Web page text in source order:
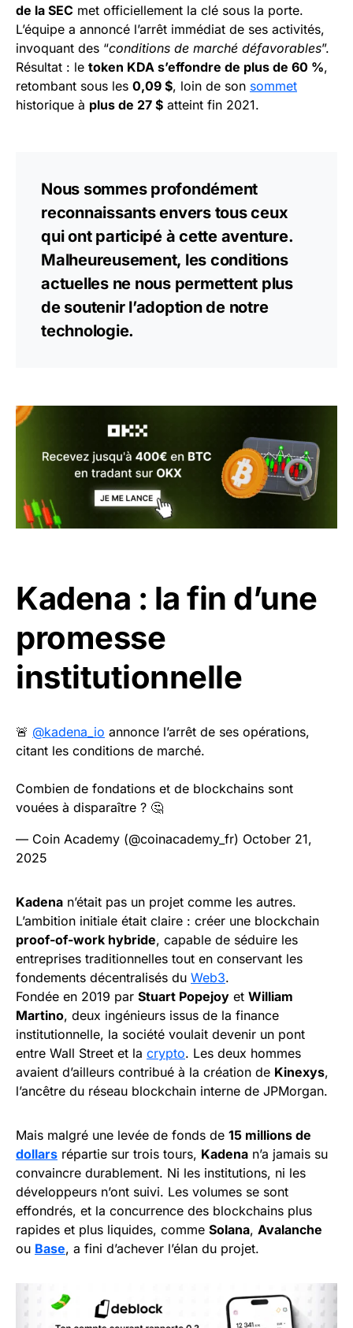
de la SEC met officiellement la clé sous la porte.
L’équipe a annoncé l’arrêt immédiat de ses activités,
invoquant des “conditions de marché défavorables”.
Résultat : le token KDA s’effondre de plus de 60 %,
retombant sous les 0,09 $, loin de son sommet
historique à plus de 27 $ atteint fin 2021.
Nous sommes profondément
reconnaissants envers tous ceux
qui ont participé à cette aventure.
Malheureusement, les conditions
actuelles ne nous permettent plus
de soutenir l’adoption de notre
technologie.
Kadena : la fin d’une
promesse
institutionnelle
🚨 @kadena_io annonce l’arrêt de ses opérations,
citant les conditions de marché.
Combien de fondations et de blockchains sont
vouées à disparaître ? 🤔
— Coin Academy (@coinacademy_fr) October 21,
2025
Kadena n’était pas un projet comme les autres.
L’ambition initiale était claire : créer une blockchain
proof-of-work hybride, capable de séduire les
entreprises traditionnelles tout en conservant les
fondements décentralisés du Web3.
Fondée en 2019 par Stuart Popejoy et William
Martino, deux ingénieurs issus de la finance
institutionnelle, la société voulait devenir un pont
entre Wall Street et la crypto. Les deux hommes
avaient d’ailleurs contribué à la création de Kinexys,
l’ancêtre du réseau blockchain interne de JPMorgan.
Mais malgré une levée de fonds de 15 millions de
dollars répartie sur trois tours, Kadena n’a jamais su
convaincre durablement. Ni les institutions, ni les
développeurs n’ont suivi. Les volumes se sont
effondrés, et la concurrence des blockchains plus
rapides et plus liquides, comme Solana, Avalanche
ou Base, a fini d’achever l’élan du projet.